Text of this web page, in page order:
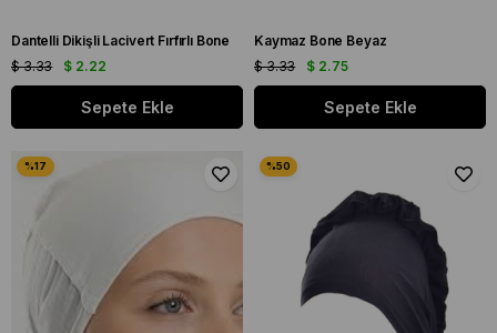
Dantelli Dikişli Lacivert Fırfırlı Bone
$ 2.22
$ 3.33
Sepete Ekle
Kaymaz Bone Beyaz
$ 2.75
$ 3.33
Sepete Ekle